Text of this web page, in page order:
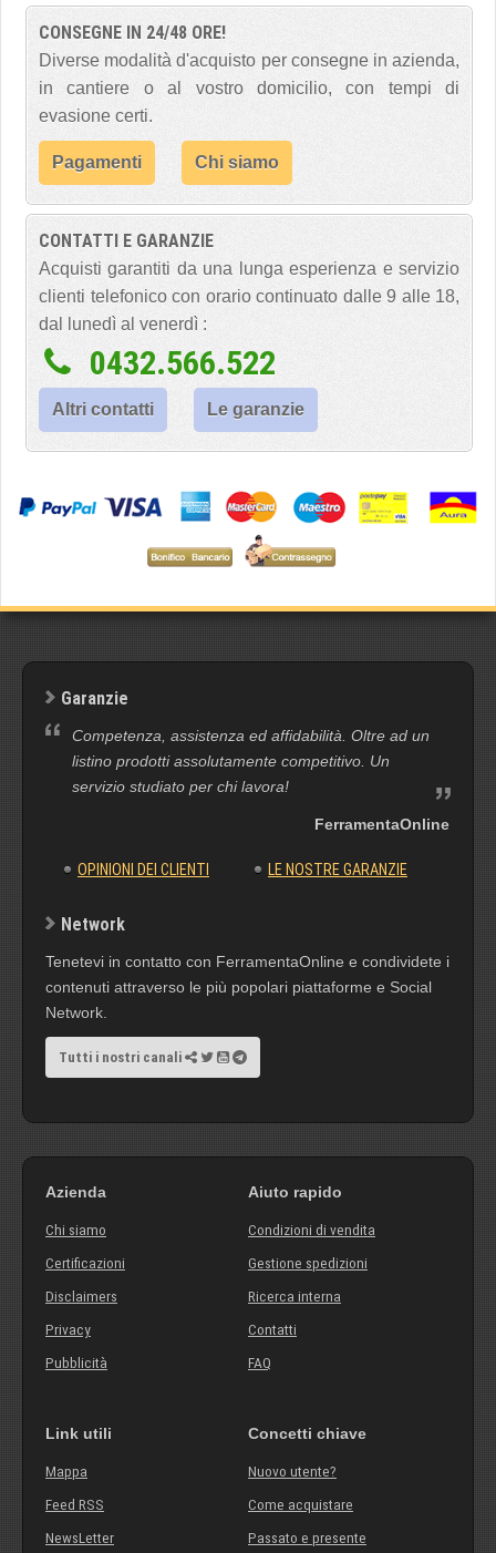
CONSEGNE IN 24/48 ORE!
Diverse modalità d'acquisto per consegne in azienda,
in cantiere o al vostro domicilio, con tempi di
evasione certi.
Pagamenti Chi siamo
CONTATTI E GARANZIE
Acquisti garantiti da una lunga esperienza e servizio
clienti telefonico con orario continuato dalle 9 alle 18,
dal lunedì al venerdì :
0432.566.522
Altri contatti Le garanzie
Garanzie
Competenza, assistenza ed affidabilità. Oltre ad un
listino prodotti assolutamente competitivo. Un
servizio studiato per chi lavora!
FerramentaOnline
OPINIONI DEI CLIENTI LE NOSTRE GARANZIE
Network
Tenetevi in contatto con FerramentaOnline e condividete i
contenuti attraverso le più popolari piattaforme e Social
Network.
Tutti i nostri canali
Azienda
Chi siamo
Certificazioni
Disclaimers
Privacy
Pubblicità
Aiuto rapido
Condizioni di vendita
Gestione spedizioni
Ricerca interna
Contatti
FAQ
Link utili
Mappa
Feed RSS
NewsLetter
Concetti chiave
Nuovo utente?
Come acquistare
Passato e presente